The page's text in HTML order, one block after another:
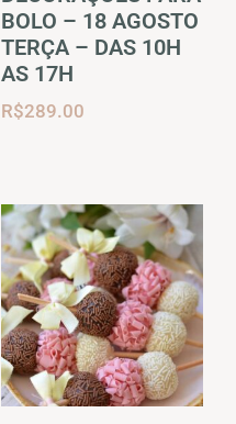
BOLO – 18 AGOSTO
TERÇA – DAS 10H
AS 17H
R$289.00